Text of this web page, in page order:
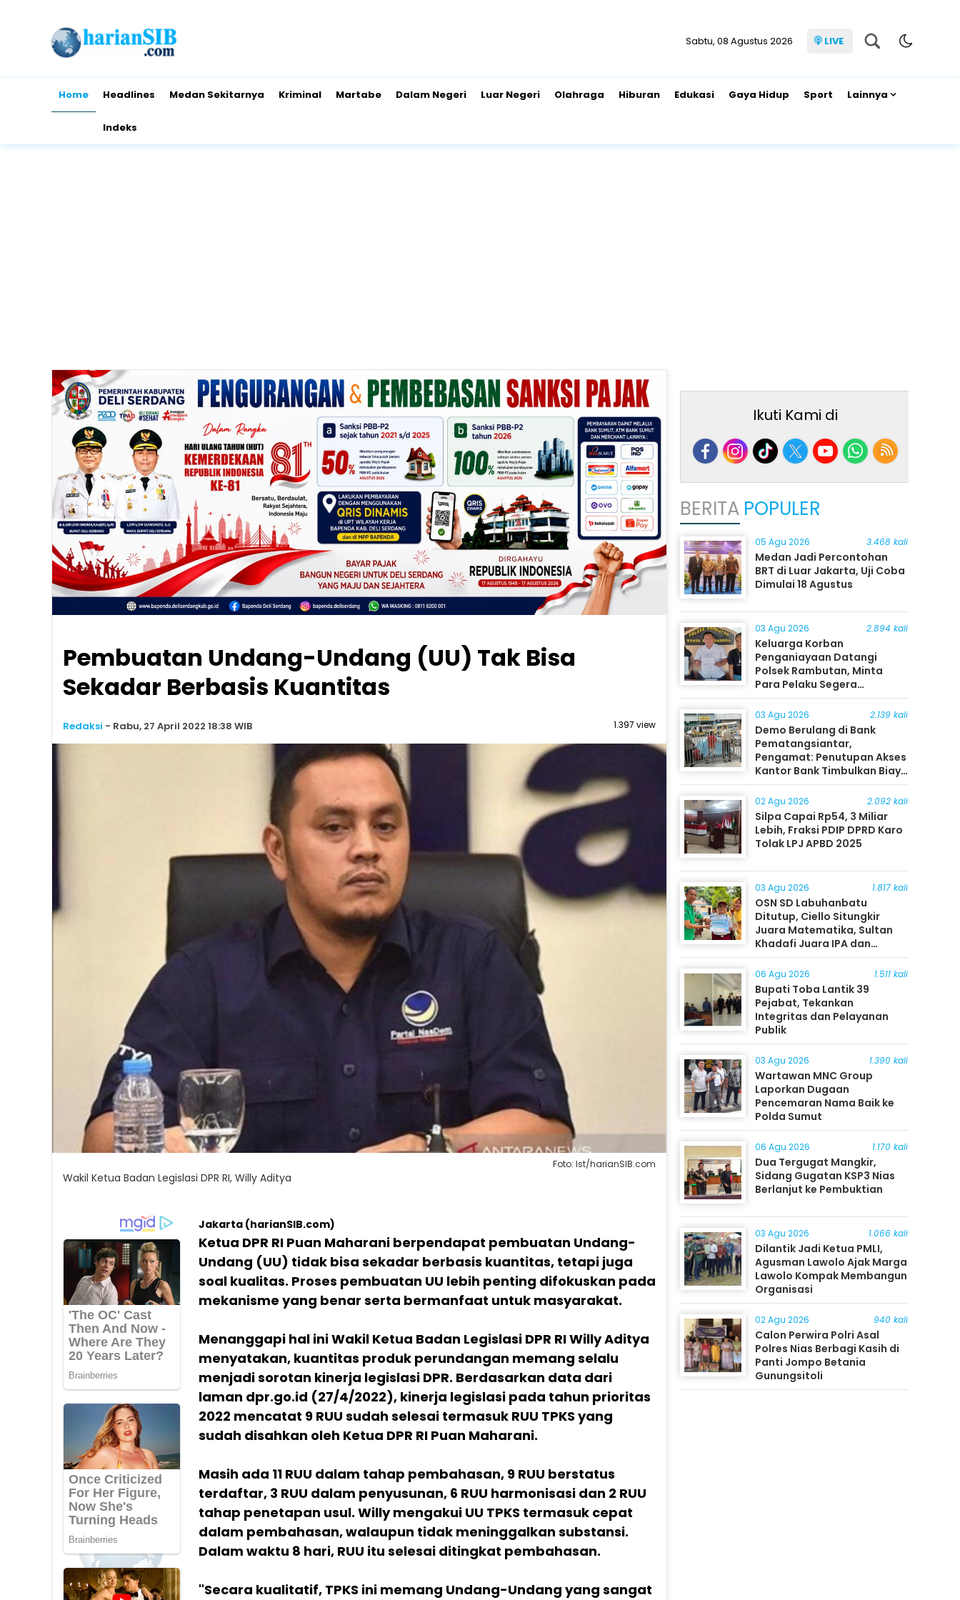
Sabtu, 08 Agustus 2026 LIVE
Home Headlines Medan Sekitarnya Kriminal Martabe Dalam Negeri Luar Negeri Olahraga Hiburan Edukasi Gaya Hidup Sport Lainnya
Indeks
Pembuatan Undang-Undang (UU) Tak Bisa
Sekadar Berbasis Kuantitas
Redaksi - Rabu, 27 April 2022 18:38 WIB 1.397 view
Foto: Ist/harianSIB.com
Wakil Ketua Badan Legislasi DPR RI, Willy Aditya
Jakarta (harianSIB.com)
Ketua DPR RI Puan Maharani berpendapat pembuatan Undang-
Undang (UU) tidak bisa sekadar berbasis kuantitas, tetapi juga
soal kualitas. Proses pembuatan UU lebih penting difokuskan pada
mekanisme yang benar serta bermanfaat untuk masyarakat.
Menanggapi hal ini Wakil Ketua Badan Legislasi DPR RI Willy Aditya
menyatakan, kuantitas produk perundangan memang selalu
menjadi sorotan kinerja legislasi DPR. Berdasarkan data dari
laman dpr.go.id (27/4/2022), kinerja legislasi pada tahun prioritas
2022 mencatat 9 RUU sudah selesai termasuk RUU TPKS yang
sudah disahkan oleh Ketua DPR RI Puan Maharani.
Masih ada 11 RUU dalam tahap pembahasan, 9 RUU berstatus
terdaftar, 3 RUU dalam penyusunan, 6 RUU harmonisasi dan 2 RUU
tahap penetapan usul. Willy mengakui UU TPKS termasuk cepat
dalam pembahasan, walaupun tidak meninggalkan substansi.
Dalam waktu 8 hari, RUU itu selesai ditingkat pembahasan.
"Secara kualitatif, TPKS ini memang Undang-Undang yang sangat
Ikuti Kami di
BERITA POPULER
05 Agu 2026 3.468 kali
Medan Jadi Percontohan
BRT di Luar Jakarta, Uji Coba
Dimulai 18 Agustus
03 Agu 2026 2.894 kali
Keluarga Korban
Penganiayaan Datangi
Polsek Rambutan, Minta
Para Pelaku Segera
Ditangkap
03 Agu 2026 2.139 kali
Demo Berulang di Bank
Pematangsiantar,
Pengamat: Penutupan Akses
Kantor Bank Timbulkan Biaya
Ekonomi bagi Masyarakat
02 Agu 2026 2.092 kali
Silpa Capai Rp54, 3 Miliar
Lebih, Fraksi PDIP DPRD Karo
Tolak LPJ APBD 2025
03 Agu 2026 1.817 kali
OSN SD Labuhanbatu
Ditutup, Ciello Situngkir
Juara Matematika, Sultan
Khadafi Juara IPA dan
Timothy Rangkuti Juara IPS
06 Agu 2026 1.511 kali
Bupati Toba Lantik 39
Pejabat, Tekankan
Integritas dan Pelayanan
Publik
03 Agu 2026 1.390 kali
Wartawan MNC Group
Laporkan Dugaan
Pencemaran Nama Baik ke
Polda Sumut
06 Agu 2026 1.170 kali
Dua Tergugat Mangkir,
Sidang Gugatan KSP3 Nias
Berlanjut ke Pembuktian
03 Agu 2026 1.066 kali
Dilantik Jadi Ketua PMLI,
Agusman Lawolo Ajak Marga
Lawolo Kompak Membangun
Organisasi
02 Agu 2026 940 kali
Calon Perwira Polri Asal
Polres Nias Berbagi Kasih di
Panti Jompo Betania
Gunungsitoli